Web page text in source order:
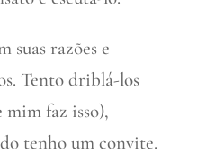
suas razões e
Tento driblá-los
mim faz isso),
tenho um convite.